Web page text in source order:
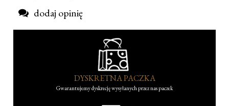
dodaj opinię
DYSKRETNA PACZKA
Gwarantujemy dyskrecję wysyłanych przez nas paczek